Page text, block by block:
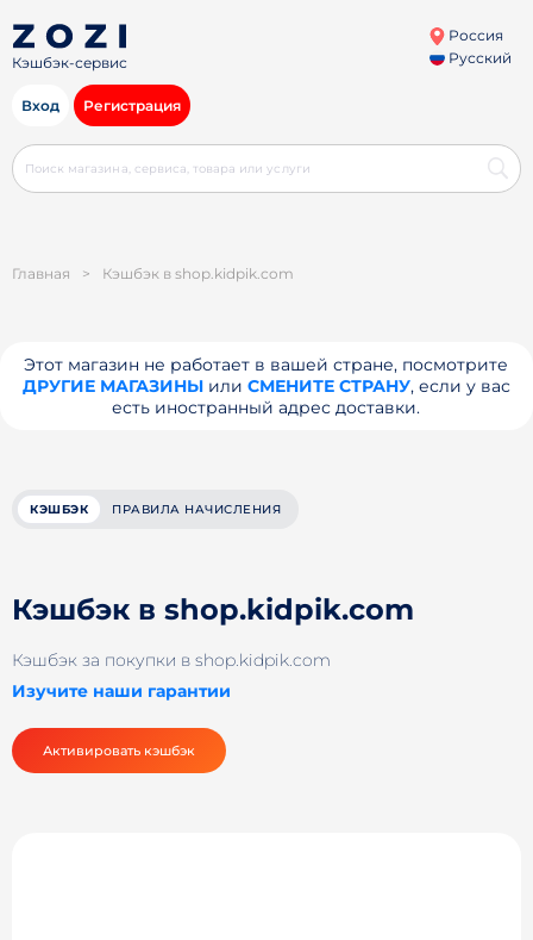
Кэшбэк-сервис
Россия
Русский
Вход Регистрация
Главная > Кэшбэк в shop.kidpik.com
Этот магазин не работает в вашей стране, посмотрите
ДРУГИЕ МАГАЗИНЫили СМЕНИТЕ СТРАНУ, если у вас
есть иностранный адрес доставки.
КЭШБЭК ПРАВИЛА НАЧИСЛЕНИЯ
Кэшбэк в shop.kidpik.com
Кэшбэк за покупки в shop.kidpik.com
Изучите наши гарантии
Активировать кэшбэк